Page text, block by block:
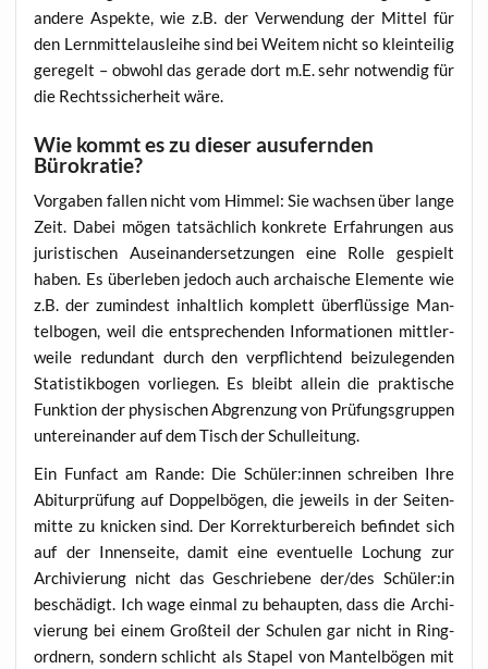
ande­re Aspek­te, wie z.B. der Ver­wen­dung der Mit­tel für
den Lern­mit­tel­aus­lei­he sind bei Wei­tem nicht so klein­tei­lig
gere­gelt – obwohl das gera­de dort m.E. sehr not­wen­dig für
die Rechts­si­cher­heit wäre.
Wie kommt es zu dieser ausufernden
Bürokratie?
Vor­ga­ben fal­len nicht vom Him­mel: Sie wach­sen über lan­ge
Zeit. Dabei mögen tat­säch­lich kon­kre­te Erfah­run­gen aus
juris­ti­schen Aus­ein­an­der­set­zun­gen eine Rol­le gespielt
haben. Es über­le­ben jedoch auch archai­sche Ele­men­te wie
z.B. der zumin­dest inhalt­lich kom­plett über­flüs­si­ge Man­
tel­bo­gen, weil die ent­spre­chen­den Infor­ma­tio­nen mitt­ler­
wei­le red­un­dant durch den ver­pflich­tend bei­zu­le­gen­den
Sta­tis­tik­bo­gen vor­lie­gen. Es bleibt allein die prak­ti­sche
Funk­ti­on der phy­si­schen Abgren­zung von Prü­fungs­grup­pen
unter­ein­an­der auf dem Tisch der Schulleitung.
Ein Fun­fact am Ran­de: Die Schüler:innen schrei­ben Ihre
Abitur­prü­fung auf Dop­pel­bö­gen, die jeweils in der Sei­ten­
mit­te zu kni­cken sind. Der Kor­rek­tur­be­reich befin­det sich
auf der Innen­sei­te, damit eine even­tu­el­le Lochung zur
Archi­vie­rung nicht das Geschrie­be­ne der/des Schüler:in
beschä­digt. Ich wage ein­mal zu behaup­ten, dass die Archi­
vie­rung bei einem Groß­teil der Schu­len gar nicht in Ring­
ord­nern, son­dern schlicht als Sta­pel von Man­tel­bö­gen mit